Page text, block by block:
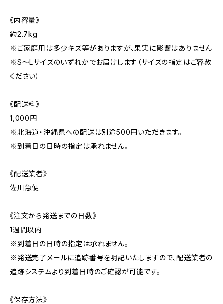
《内容量》
約2.7kg
※ご家庭用は多少キズ等がありますが、果実に影響はありません
※S～Lサイズのいずれかでお届けします（サイズの指定はご容赦
ください）
《配送料》
1,000円
※北海道・沖縄県への配送は別途500円いただきます。
※到着日の日時の指定は承れません。
《配送業者》
佐川急便
《注文から発送までの日数》
1週間以内
※到着日の日時の指定は承れません。
※発送完了メールに追跡番号を明記いたしますので、配送業者の
追跡システムより到着日時のご確認が可能です。
《保存方法》